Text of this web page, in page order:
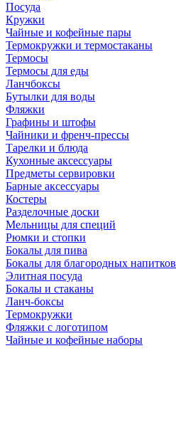
Посуда
Кружки
Чайные и кофейные пары
Термокружки и термостаканы
Термосы
Термосы для еды
Ланчбоксы
Бутылки для воды
Фляжки
Графины и штофы
Чайники и френч-прессы
Тарелки и блюда
Кухонные аксессуары
Предметы сервировки
Барные аксессуары
Костеры
Разделочные доски
Мельницы для специй
Рюмки и стопки
Бокалы для пива
Бокалы для благородных напитков
Элитная посуда
Бокалы и стаканы
Ланч-боксы
Термокружки
Фляжки с логотипом
Чайные и кофейные наборы